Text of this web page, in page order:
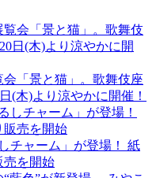
会「景と猫」。歌舞伎座
(木)より涼やかに開催！
チャーム」が登場！ 紙
売を開始